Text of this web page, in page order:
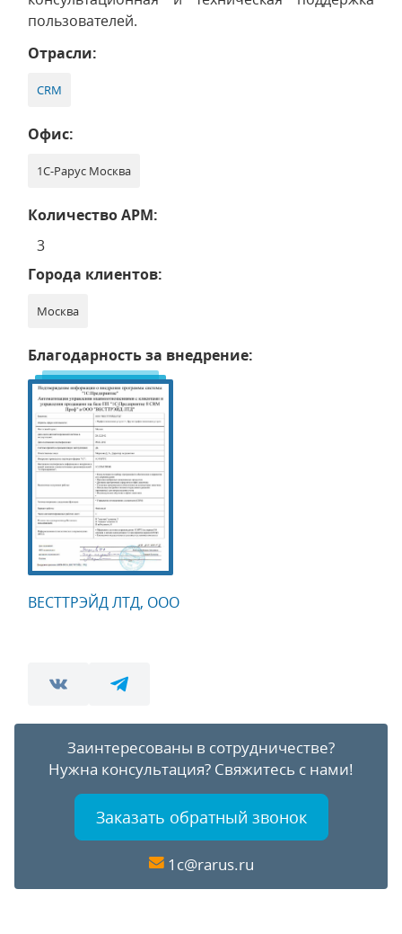
пользователей.
Отрасли:
CRM
Офис:
1С-Рарус Москва
Количество АРМ:
3
Города клиентов:
Москва
Благодарность за внедрение:
ВЕСТТРЭЙД ЛТД, ООО
Заинтересованы в сотрудничестве?
Нужна консультация? Свяжитесь с нами!
Заказать обратный звонок
1c@rarus.ru